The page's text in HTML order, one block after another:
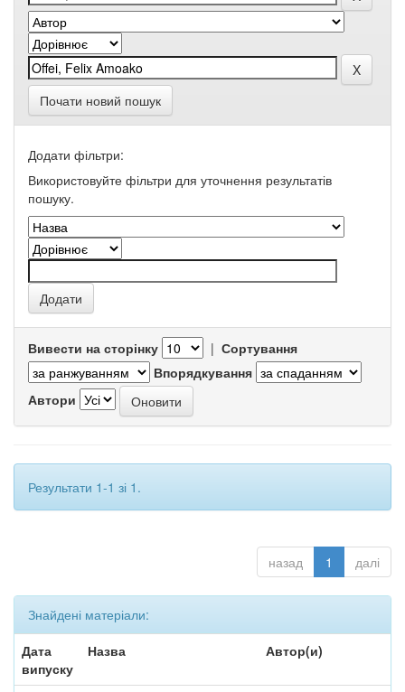
Почати новий пошук
Додати фільтри:
Використовуйте фільтри для уточнення результатів
пошуку.
Вивести на сторінку | Сортування
Впорядкування
Автори
Результати 1-1 зі 1.
назад 1 далі
Знайдені матеріали:
Дата
випуску
Назва Автор(и)